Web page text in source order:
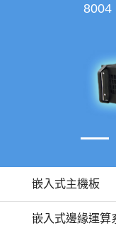
8004
嵌入式主機板
嵌入式邊緣運算